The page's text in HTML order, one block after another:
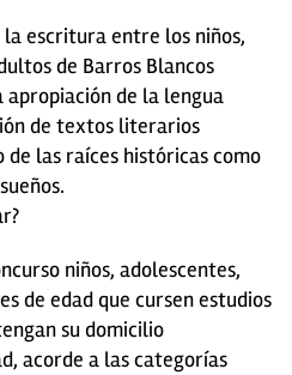
escritura entre los niños,
de Barros Blancos
de la lengua
de textos literarios
las raíces históricas como
niños, adolescentes,
de edad que cursen estudios
su domicilio
acorde a las categorías